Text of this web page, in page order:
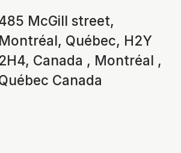
McGill street,
Montréal, Québec, H2Y
2H4, Canada , Montréal ,
Canada